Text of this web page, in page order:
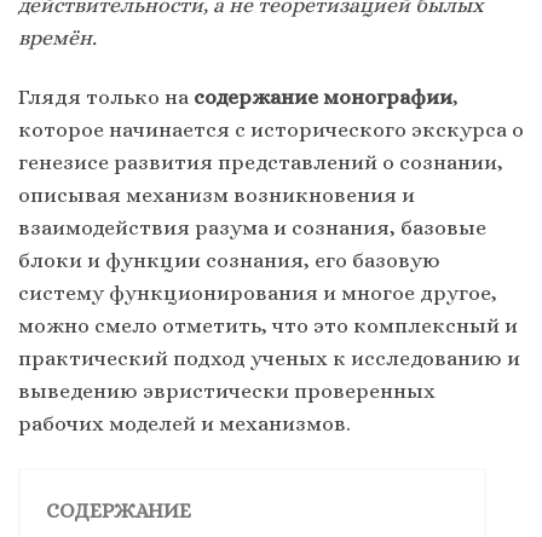
действительности, а не теоретизацией былых
времён.
Глядя только на содержание монографии,
которое начинается с исторического экскурса о
генезисе развития представлений о сознании,
описывая механизм возникновения и
взаимодействия разума и сознания, базовые
блоки и функции сознания, его базовую
систему функционирования и многое другое,
можно смело отметить, что это комплексный и
практический подход ученых к исследованию и
выведению эвристически проверенных
рабочих моделей и механизмов.
СОДЕРЖАНИЕ